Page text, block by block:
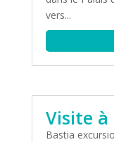
vers...
Visite à
Bastia